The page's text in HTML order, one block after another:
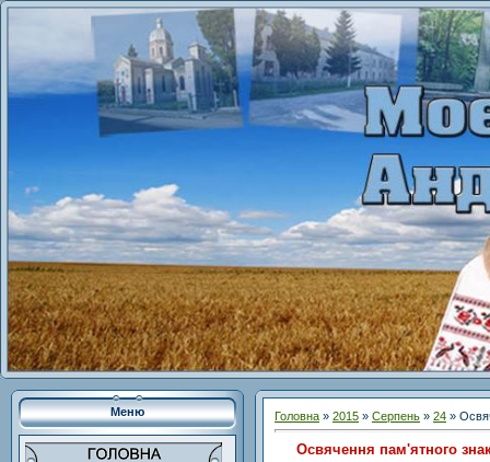
Меню Головна » 2015 » Серпень » 24 »
Освячення пам'ятного